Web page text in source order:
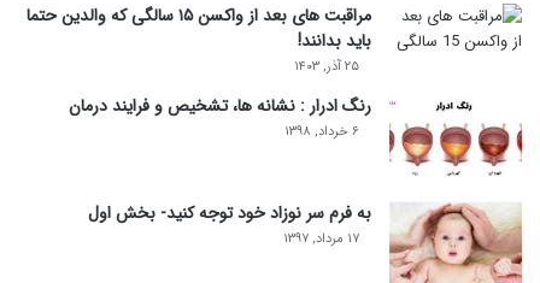
مراقبت های بعد از واکسن ۱۵ سالگی که والدین حتما
باید بدانند!
۲۵ آذر, ۱۴۰۳
رنگ ادرار : نشانه ها، تشخیص و فرایند درمان
۶ خرداد, ۱۳۹۸
به فرم سر نوزاد خود توجه کنید- بخش اول
۱۷ مرداد, ۱۳۹۷